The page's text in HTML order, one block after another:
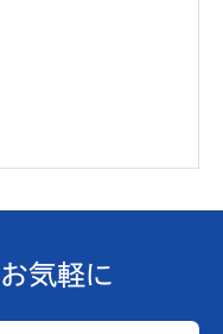
お気軽に